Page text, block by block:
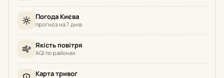
Погода Києва
прогноз на 7 днів
Якість повітря
AQI по районах
Карта тривог